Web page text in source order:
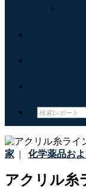
家 | 化学薬品お
アクリル糸